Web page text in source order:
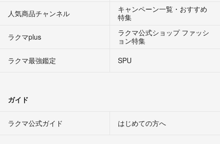
人気商品チャンネル
キャンペーン一覧・おすすめ
特集
ラクマplus
ラクマ公式ショップ ファッシ
ョン特集
ラクマ最強鑑定
SPU
ガイド
ラクマ公式ガイド はじめての方へ